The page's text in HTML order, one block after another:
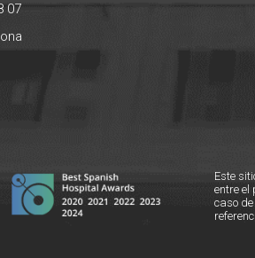
07
Este
entre el
caso